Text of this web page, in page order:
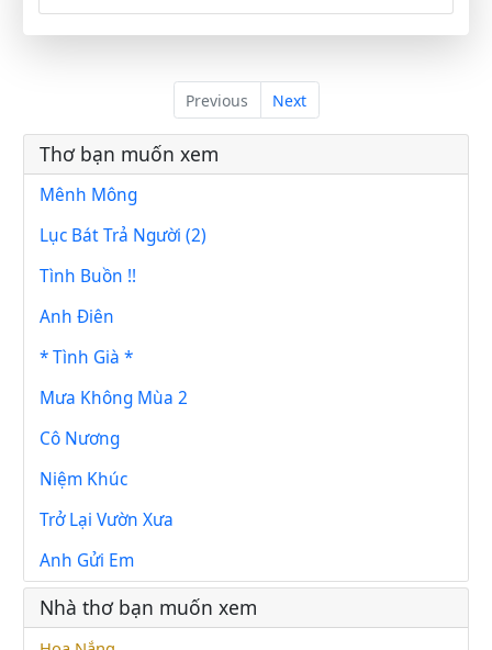
Previous Next
Thơ bạn muốn xem
Mênh Mông
Lục Bát Trả Người (2)
Tình Buồn !!
Anh Điên
* Tình Già *
Mưa Không Mùa 2
Cô Nương
Niệm Khúc
Trở Lại Vườn Xưa
Anh Gửi Em
Nhà thơ bạn muốn xem